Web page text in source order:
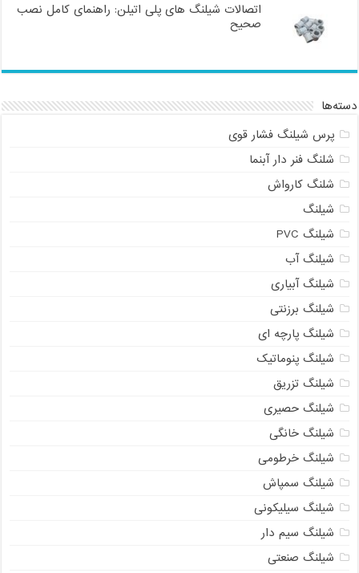
اتصالات شیلنگ های پلی اتیلن: راهنمای کامل نصب
صحیح
دسته‌ها
پرس شیلنگ فشار قوی
شلنگ فنر دار آبنما
شلنگ کارواش
شیلنگ
شیلنگ PVC
شیلنگ آب
شیلنگ آبیاری
شیلنگ برزنتی
شیلنگ پارچه ای
شیلنگ پنوماتیک
شیلنگ تزریق
شیلنگ حصیری
شیلنگ خانگی
شیلنگ خرطومی
شیلنگ سمپاش
شیلنگ سیلیکونی
شیلنگ سیم دار
شیلنگ صنعتی